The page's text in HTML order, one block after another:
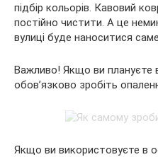
підбір кольорів. Кавовий
постійно чистити. А це
вулиці буде наноситися
Важливо! Якщо ви плануєте
обов’язково зробіть
Якщо ви використовуєте в